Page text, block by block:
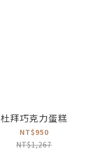
杜拜巧克力蛋糕
NT$950
NT$1,267